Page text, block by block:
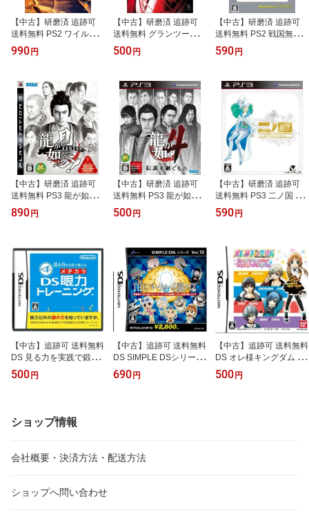
【中古】研磨済 追跡可
送料無料 PS2 ワイルド
アームズ アドヴァンスド
サード
990 円
【中古】研磨済 追跡可
送料無料 グランツーリス
モ3 Aspec
500 円
【中古】研磨済 追跡可
送料無料 PS2 戦国無双2
Best
590 円
【中古】研磨済 追跡可
送料無料 PS3 龍が如く
見参!
890 円
【中古】研磨済 追跡可
送料無料 PS3 龍が如く4
伝説を継ぐもの
500 円
【中古】研磨済 追跡可
送料無料 PS3 二ノ国 白
き聖灰の女王
590 円
【中古】追跡可 送料無料
DS 見る力を実践で鍛え
る DS眼力トレーニング
500 円
【中古】追跡可 送料無料
DS SIMPLE DSシリーズ
Vol．12 THEパーティー
右脳クイズ
690 円
【中古】追跡可 送料無料
DS オレ様キングダム 恋
もマンガもデビューを目
指せ! ドキドキLOVEレッ
500 円
ショップ情報
会社概要・決済方法・配送方法
ショップへ問い合わせ